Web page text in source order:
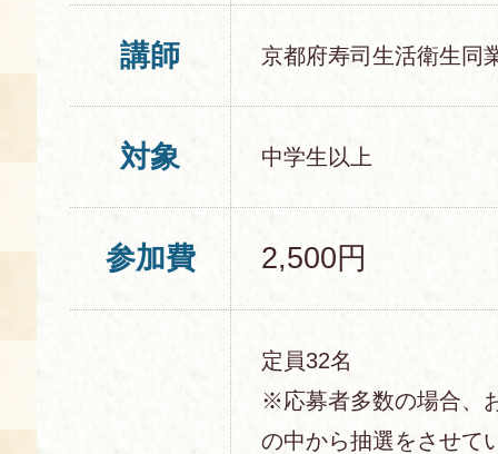
講師 京都府寿司生活衛生同
対象 中学生以上
参加費 2,500円
定員32名
※応募者多数の場合、
の中から抽選をさせて